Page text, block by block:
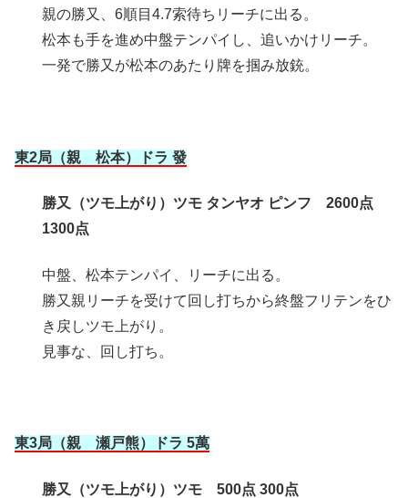
親の勝又、6順目4.7索待ちリーチに出る。
松本も手を進め中盤テンパイし、追いかけリーチ。
一発で勝又が松本のあたり牌を掴み放銃。
東2局（親 松本）ドラ 發
勝又（ツモ上がり）ツモ タンヤオ ピンフ 2600点
1300点
中盤、松本テンパイ、リーチに出る。
勝又親リーチを受けて回し打ちから終盤フリテンをひ
き戻しツモ上がり。
見事な、回し打ち。
東3局（親 瀬戸熊）ドラ 5萬
勝又（ツモ上がり）ツモ 500点 300点